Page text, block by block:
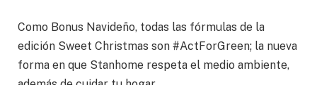
Como Bonus Navideño, todas las fórmulas de la
edición Sweet Christmas son #ActForGreen; la nueva
forma en que Stanhome respeta el medio ambiente,